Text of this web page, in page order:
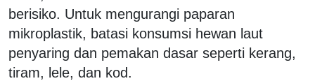
berisiko. Untuk mengurangi paparan
mikroplastik, batasi konsumsi hewan laut
penyaring dan pemakan dasar seperti kerang,
tiram, lele, dan kod.